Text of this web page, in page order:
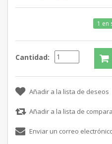
1 en
Cantidad: